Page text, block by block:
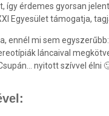
érdemes gyorsan
Egyesület támogatja,
mi sem
láncaival
nyitott szívvel élni